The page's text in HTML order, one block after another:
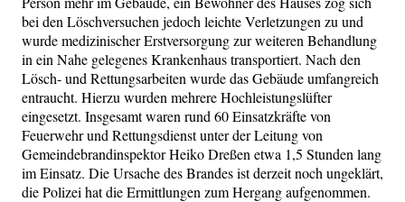
bei den Löschversuchen jedoch leichte Verletzungen zu und
wurde medizinischer Erstversorgung zur weiteren Behandlung
in ein Nahe gelegenes Krankenhaus transportiert. Nach den
Lösch- und Rettungsarbeiten wurde das Gebäude umfangreich
entraucht. Hierzu wurden mehrere Hochleistungslüfter
eingesetzt. Insgesamt waren rund 60 Einsatzkräfte von
Feuerwehr und Rettungsdienst unter der Leitung von
Gemeindebrandinspektor Heiko Dreßen etwa 1,5 Stunden lang
im Einsatz. Die Ursache des Brandes ist derzeit noch ungeklärt,
die Polizei hat die Ermittlungen zum Hergang aufgenommen.